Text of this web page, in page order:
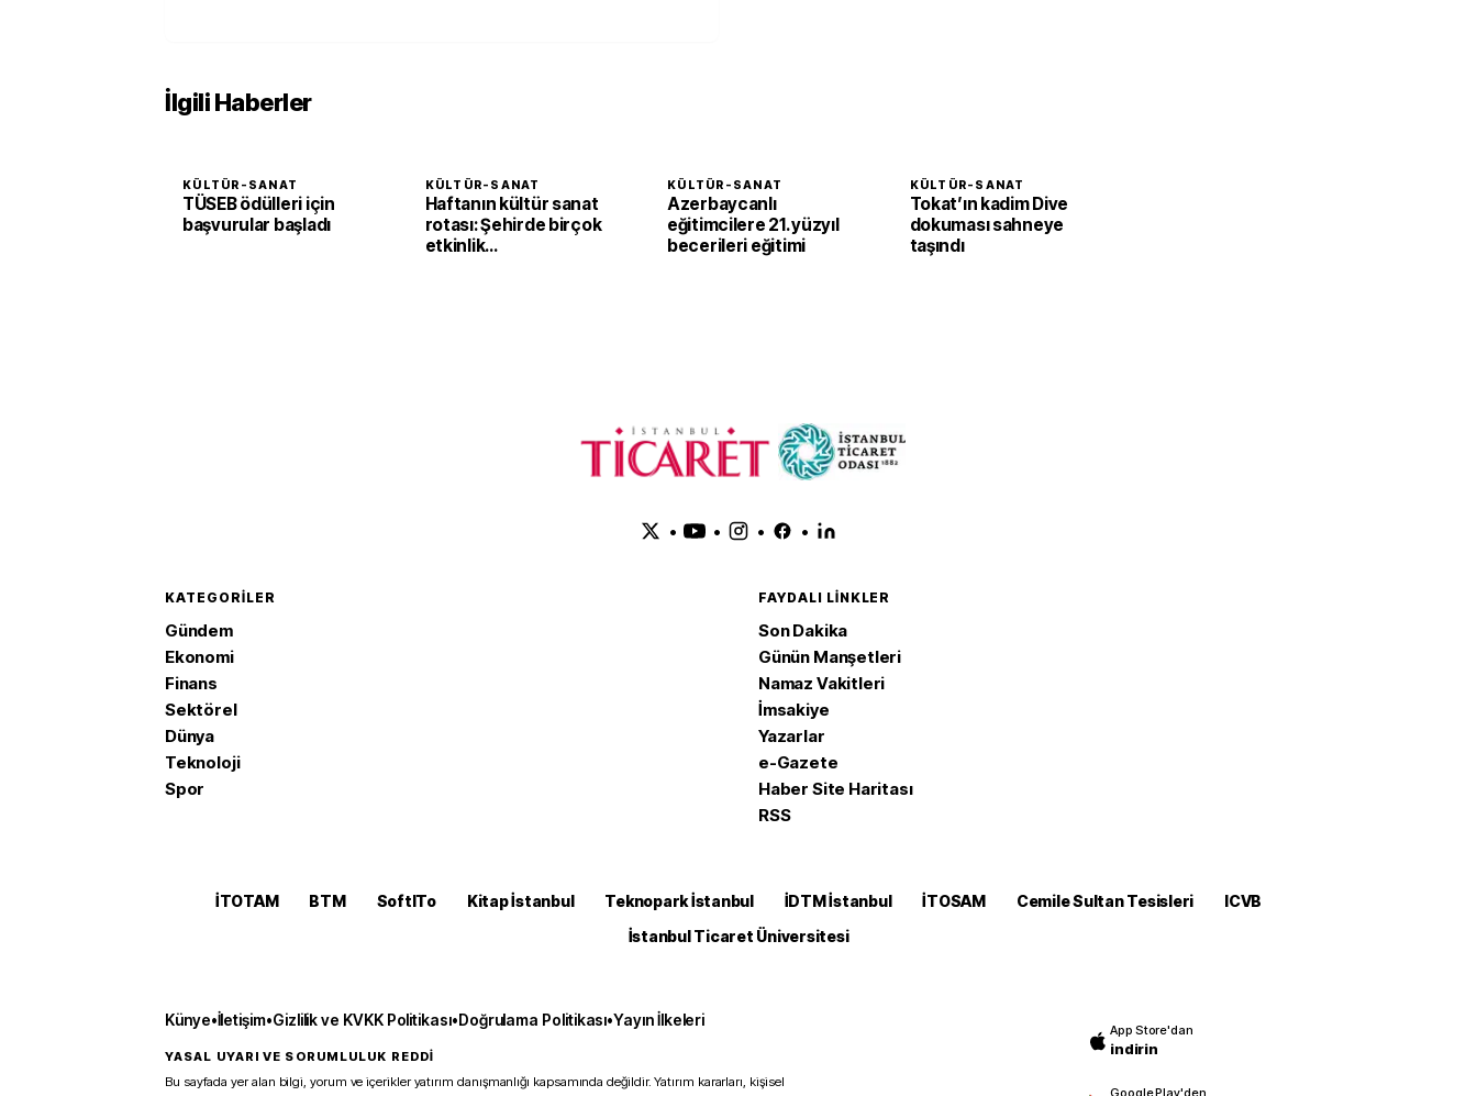
İlgili Haberler
KÜLTÜR-SANAT
TÜSEB ödülleri için
başvurular başladı
KÜLTÜR-SANAT
Haftanın kültür sanat
rotası: Şehirde birçok
etkinlik
KÜLTÜR-SANAT
Azerbaycanlı
eğitimcilere 21. yüzyıl
becerileri eğitimi
KÜLTÜR-SANAT
Tokat’ın kadim Dive
dokuması sahneye
taşındı
• • • •
KATEGORILER
Gündem
Ekonomi
Finans
Sektörel
Dünya
Teknoloji
Spor
FAYDALI LINKLER
Son Dakika
Günün Manşetleri
Namaz Vakitleri
İmsakiye
Yazarlar
e-Gazete
Haber Site Haritası
RSS
İTOTAM BTM SoftITo Kitap İstanbul Teknopark İstanbul İDTM İstanbul İTOSAM Cemile Sultan Tesisleri
ICVB
İstanbul Ticaret Üniversitesi
Künye•İletişim•Gizlilik ve KVKK Politikası•Doğrulama Politikası•Yayın İlkeleri
YASAL UYARI VE SORUMLULUK REDDİ
Bu sayfada yer alan bilgi, yorum ve içerikler yatırım danışmanlığı kapsamında değildir. Yatırım kararları, kişisel
App Store'dan
indirin
Google Play'den